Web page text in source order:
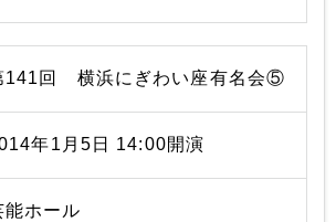
141回 横浜にぎわい座有名会⑤
年1月5日 14:00開演
能ホール